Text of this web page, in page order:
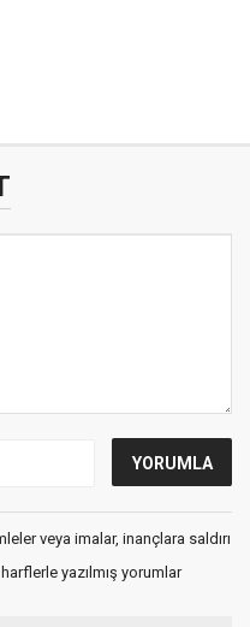
veya imalar, inançlara saldırı
yazılmış yorumlar